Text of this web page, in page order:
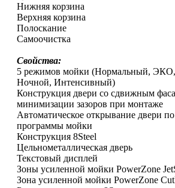
Нижняя корзина
Верхняя корзина
Полоскание
Самоочистка
Свойства:
5 режимов мойки (Нормальный,
Ночной, Интенсивный)
Конструкция двери со сдвижным
минимизации зазоров при монтаже
Автоматическое открывание двери
программы мойки
Конструкция 8Steel
Цельнометаллическая дверь
Текстовый дисплей
Зоны усиленной мойки PowerZone
Зона усиленной мойки PowerZone